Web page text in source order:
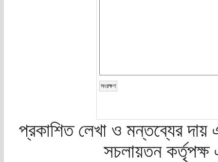
প্রকাশিত লেখা ও মন্তব্যের দায়
সচলায়তন